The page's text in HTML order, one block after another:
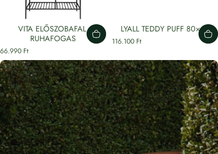
VITA ELŐSZOBAFAL,
RUHAFOGAS
66.990 Ft
LYALL TEDDY PUFF 80×40
116.100 Ft